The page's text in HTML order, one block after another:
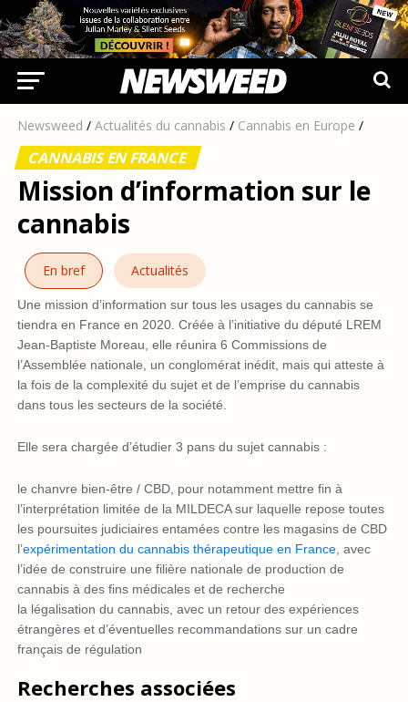
Newsweed / Actualités du cannabis / Cannabis en Europe /
CANNABIS EN FRANCE
Mission d’information sur le
cannabis
En bref Actualités
Une mission d’information sur tous les usages du cannabis se
tiendra en France en 2020. Créée à l’initiative du député LREM
Jean-Baptiste Moreau, elle réunira 6 Commissions de
l’Assemblée nationale, un conglomérat inédit, mais qui atteste à
la fois de la complexité du sujet et de l’emprise du cannabis
dans tous les secteurs de la société.
Elle sera chargée d’étudier 3 pans du sujet cannabis :
le chanvre bien-être / CBD, pour notamment mettre fin à
l’interprétation limitée de la MILDECA sur laquelle repose toutes
les poursuites judiciaires entamées contre les magasins de CBD
l’expérimentation du cannabis thérapeutique en France, avec
l’idée de construire une filière nationale de production de
cannabis à des fins médicales et de recherche
la légalisation du cannabis, avec un retour des expériences
étrangères et d’éventuelles recommandations sur un cadre
français de régulation
Recherches associées